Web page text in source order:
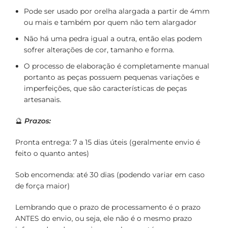
Pode ser usado por orelha alargada a partir de 4mm
ou mais e também por quem não tem alargador
Não há uma pedra igual a outra, então elas podem
sofrer alterações de cor, tamanho e forma.
O processo de elaboração é completamente manual
portanto as peças possuem pequenas variações e
imperfeições, que são características de peças
artesanais.
🔮 Prazos:
Pronta entrega: 7 a 15 dias úteis (geralmente envio é
feito o quanto antes)
Sob encomenda: até 30 dias (podendo variar em caso
de força maior)
Lembrando que o prazo de processamento é o prazo
ANTES do envio, ou seja, ele não é o mesmo prazo